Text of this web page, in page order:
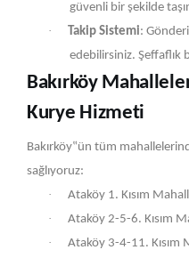
güvenli bir şekilde
·
Takip Sistemi:
edebilirsiniz. Şeffaflık
Bakırköy
Kurye Hizmeti
Bakırköy‟ün tüm
sağlıyoruz:
·
Ataköy 1. Kısım
·
Ataköy 2-5-6. Kısım
·
Ataköy 3-4-11. Kısım